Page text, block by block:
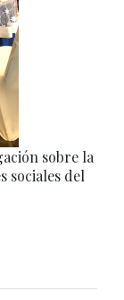
sobre la
sociales del